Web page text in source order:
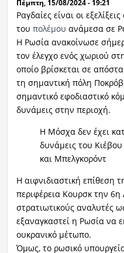
Πέμπτη, 15/08/2024 - 19:21
Ραγδαίες είναι οι
του πολέμου ανάμεσα σε
Η Ρωσία ανακοίνωσε
τον έλεγχο ενός χωριού
οποίο βρίσκεται σε
τη σημαντική πόλη
σημαντικό εφοδιαστικό
δυνάμεις στην περιοχή.
Η Μόσχα δεν έχει
δυνάμεις του
και Μπελγκορόντ
Η αιφνιδιαστική επίθεση
περιφέρεια Κουρσκ την
στρατιωτικούς αναλυτές
εξαναγκαστεί η Ρωσία να
ουκρανικό μέτωπο.
Όμως, το ρωσικό